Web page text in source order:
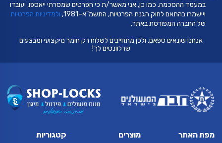
במעמד ההסכמה. כמו כן, אני מאשר/ת כי הפרטים שמסרתי ייאספו, יעובדו
ויישמרו בהתאם לחוק הגנת הפרטיות, התשמ"א–1981,
ולמדיניות הפרטיות
של החברה המפורטת באתר.
אנחנו שונאים ספאם, ולכן מתחייבים לשלוח רק חומר מיקצועי ומבצעים
שרלוונטים לך!
מפת האתר מוצרים קטגוריות